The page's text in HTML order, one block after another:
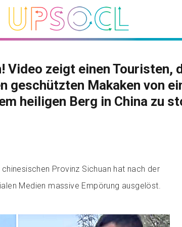
Video zeigt einen Touristen,
geschützten Makaken von
heiligen Berg in China zu
Provinz Sichuan hat nach der
Medien massive Empörung ausgelöst.